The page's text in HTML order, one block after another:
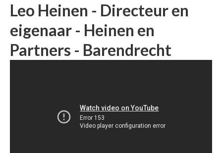
Leo Heinen - Directeur en
eigenaar - Heinen en
Partners - Barendrecht